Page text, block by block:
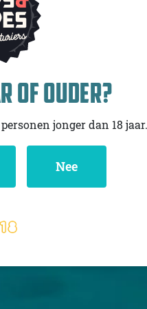
OF OUDER?
jonger dan 18 jaar.
Nee